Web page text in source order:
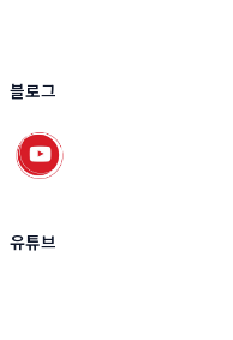
블로그
유튜브